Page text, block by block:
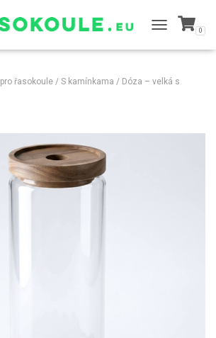
NAVIGATION
0
řasokoule / S kamínkama / Dóza – velká s